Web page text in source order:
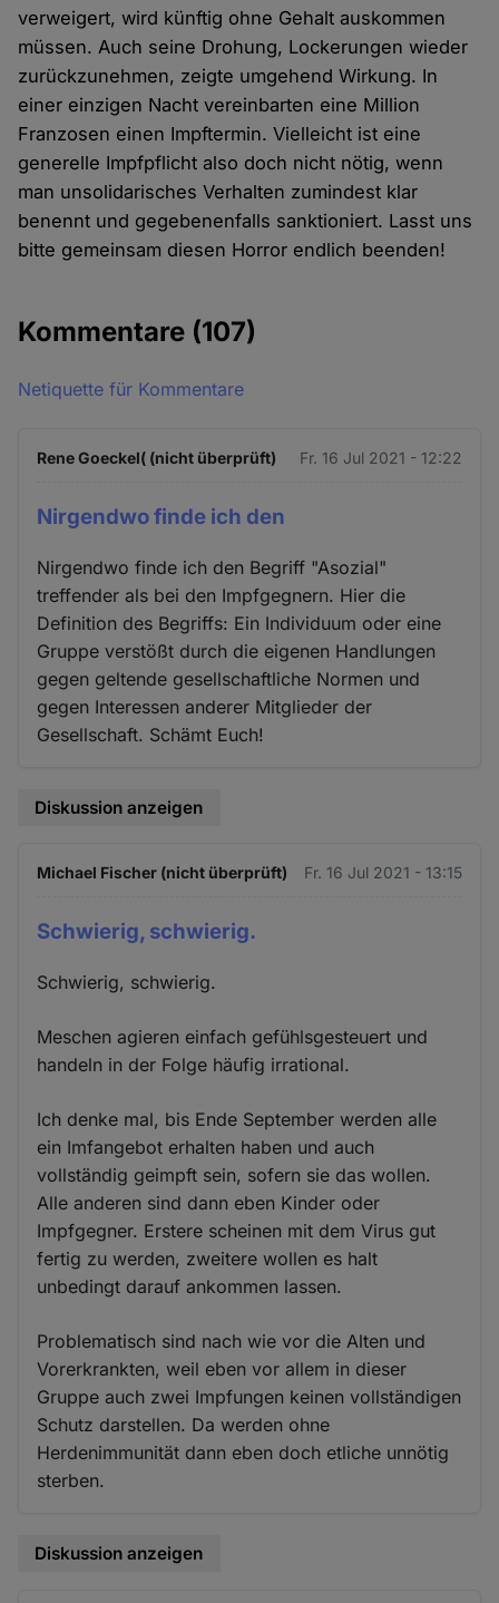
verweigert, wird künftig ohne Gehalt auskommen
müssen. Auch seine Drohung, Lockerungen wieder
zurückzunehmen, zeigte umgehend Wirkung. In
einer einzigen Nacht vereinbarten eine Million
Franzosen einen Impftermin. Vielleicht ist eine
generelle Impfpflicht also doch nicht nötig, wenn
man unsolidarisches Verhalten zumindest klar
benennt und gegebenenfalls sanktioniert. Lasst uns
bitte gemeinsam diesen Horror endlich beenden!
Kommentare (107)
Netiquette für Kommentare
Rene Goeckel( (nicht überprüft) Fr. 16 Jul 2021 - 12:22
Nirgendwo finde ich den
Nirgendwo finde ich den Begriff "Asozial"
treffender als bei den Impfgegnern. Hier die
Definition des Begriffs: Ein Individuum oder eine
Gruppe verstößt durch die eigenen Handlungen
gegen geltende gesellschaftliche Normen und
gegen Interessen anderer Mitglieder der
Gesellschaft. Schämt Euch!
Diskussion anzeigen
Michael Fischer (nicht überprüft) Fr. 16 Jul 2021 - 13:15
Schwierig, schwierig.
Schwierig, schwierig.
Meschen agieren einfach gefühlsgesteuert und
handeln in der Folge häufig irrational.
Ich denke mal, bis Ende September werden alle
ein Imfangebot erhalten haben und auch
vollständig geimpft sein, sofern sie das wollen.
Alle anderen sind dann eben Kinder oder
Impfgegner. Erstere scheinen mit dem Virus gut
fertig zu werden, zweitere wollen es halt
unbedingt darauf ankommen lassen.
Problematisch sind nach wie vor die Alten und
Vorerkrankten, weil eben vor allem in dieser
Gruppe auch zwei Impfungen keinen vollständigen
Schutz darstellen. Da werden ohne
Herdenimmunität dann eben doch etliche unnötig
sterben.
Diskussion anzeigen